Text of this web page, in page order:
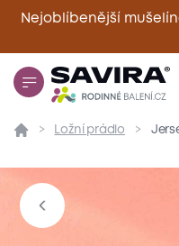
Nejoblíbenější
PřehledLožní prádlo